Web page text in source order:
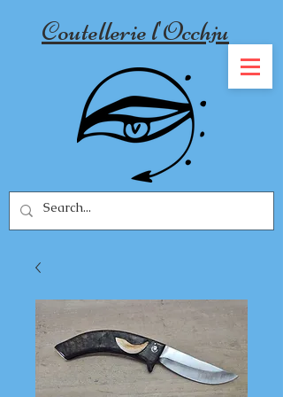
Coutellerie l'Occhju